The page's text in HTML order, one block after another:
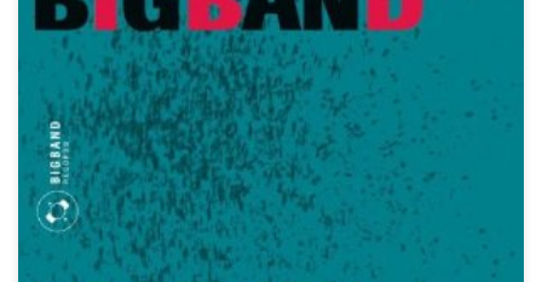
NDR Bigband + Gabriel Coburger Bigband Records BIG 1002
Jürgen Czischs neues Label Bigband Records startet mit einem
ambitionierten Projekt des Hamburger Saxofonisten und
Komponisten Gabriel Coburger mit der NDR Bigband. Wolf
Kerschek, der umtriebige Leiter des Jazzstudiengangs der
Hamburger Musikhochschule, hat dafür sechs Kompositionen
Coburgers, die er für kleine […]